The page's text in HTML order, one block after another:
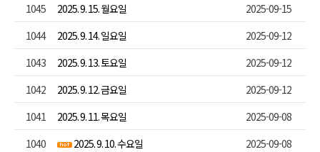
1045
2025. 9. 15. 월요일
2025-09-15
1044
2025. 9. 14. 일요일
2025-09-12
1043
2025. 9. 13. 토요일
2025-09-12
1042
2025. 9. 12. 금요일
2025-09-12
1041
2025. 9. 11. 목요일
2025-09-08
1040
2025. 9. 10. 수요일 2025-09-08